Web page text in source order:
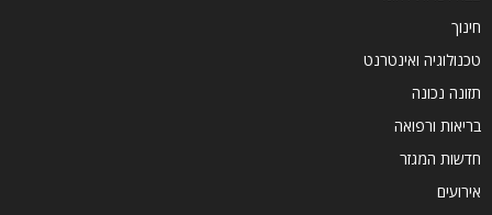
חינוך
טכנולוגיה ואינטרנט
תזונה נכונה
בריאות ורפואה
חדשות המגזר
אירועים